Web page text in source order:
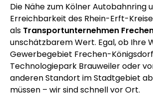
Die Nähe zum Kölner Autobahnring
Erreichbarkeit des Rhein-Erft-
als Transportunternehmen
unschätzbarem Wert. Egal, ob Ihre
Gewerbegebiet Frechen-
Technologiepark Brauweiler oder
anderen Standort im Stadtgebiet
müssen – wir sind schnell vor Ort.